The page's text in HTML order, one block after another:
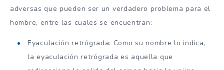
adversas que pueden ser un verdadero problema para el
hombre, entre las cuales se encuentran:
Eyaculación retrógrada: Como su nombre lo indica,
la eyaculación retrógrada es aquella que